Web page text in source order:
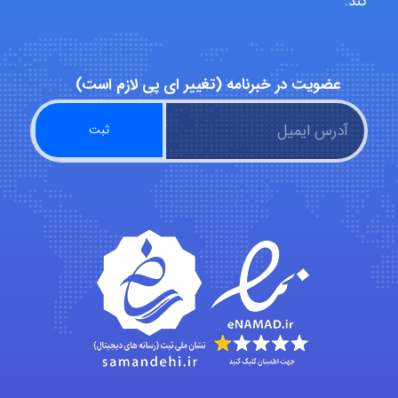
Alirez0990
hosein abdolvand
Kati
emami
ehtesham
عضویت در خبرنامه (تغییر ای پی لازم است)